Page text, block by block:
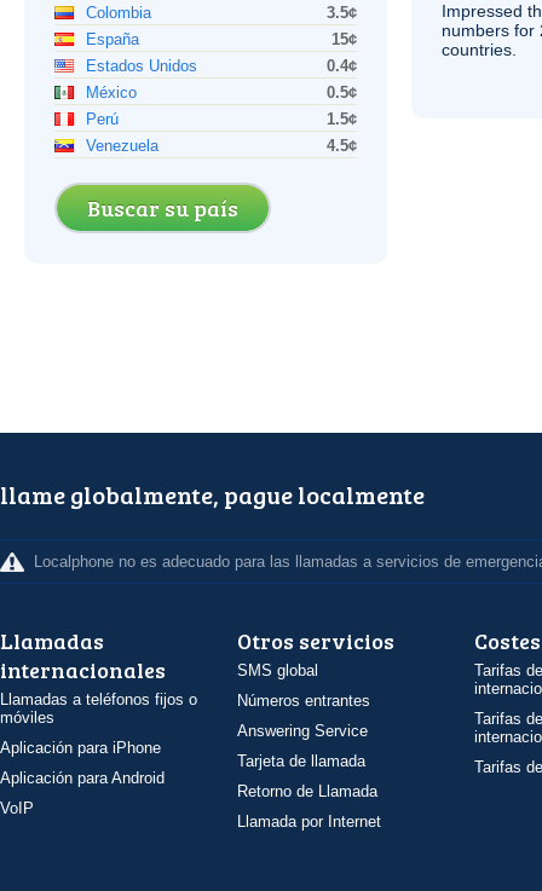
Colombia
3.5¢
España
15¢
Estados Unidos
0.4¢
México
0.5¢
Perú
1.5¢
Venezuela
4.5¢
Buscar su país
Impressed
numbers for
countries.
llame globalmente, pague localmente
Localphone no es adecuado para las llamadas a servicios de
Llamadas
internacionales
Llamadas a teléfonos fijos o
móviles
Aplicación para iPhone
Aplicación para Android
VoIP
Otros servicios
SMS global
Números entrantes
Answering Service
Tarjeta de llamada
Retorno de Llamada
Llamada por Internet
Costes
Tarifas
Tarifas
Tarifas